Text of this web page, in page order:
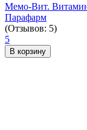
Мемо-Вит.
Парафарм
(Отзывов: 5)
5
В корзину